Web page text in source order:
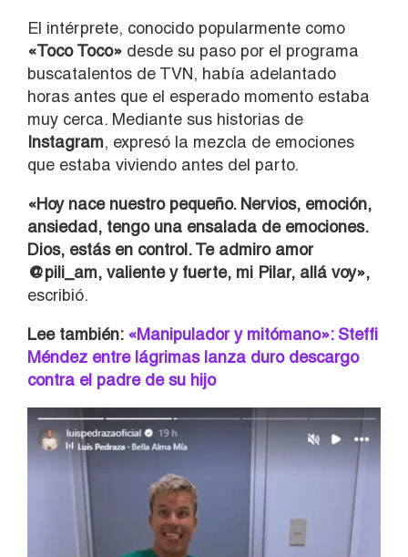
El intérprete, conocido popularmente como
«Toco Toco» desde su paso por el programa
buscatalentos de TVN, había adelantado
horas antes que el esperado momento estaba
muy cerca. Mediante sus historias de
Instagram, expresó la mezcla de emociones
que estaba viviendo antes del parto.
«Hoy nace nuestro pequeño. Nervios, emoción,
ansiedad, tengo una ensalada de emociones.
Dios, estás en control. Te admiro amor
@pili_am, valiente y fuerte, mi Pilar, allá voy»,
escribió.
Lee también:«Manipulador y mitómano»: Steffi
Méndez entre lágrimas lanza duro descargo
contra el padre de su hijo